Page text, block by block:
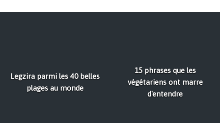
Legzira parmi les 40 belles
plages au monde
15 phrases que les
végétariens ont marre
d'entendre